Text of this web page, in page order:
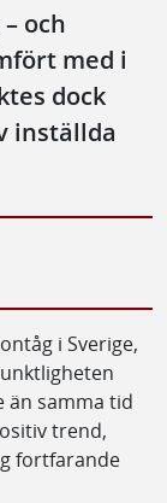
och
med i
dock
inställda
i Sverige,
än samma tid
trend,
fortfarande